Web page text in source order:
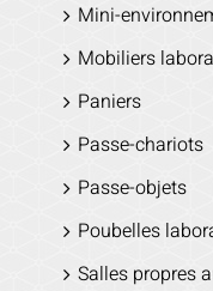
Mini-
Mobiliers
Paniers
Passe-chariots
Passe-objets
Poubelles
Salles propres